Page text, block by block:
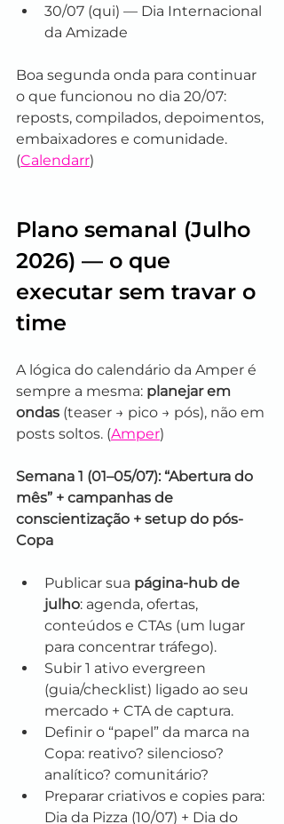
30/07 (qui) — Dia Internacional
da Amizade
Boa segunda onda para continuar
o que funcionou no dia 20/07:
reposts, compilados, depoimentos,
embaixadores e comunidade.
(Calendarr)
Plano semanal (Julho
2026) — o que
executar sem travar o
time
A lógica do calendário da Amper é
sempre a mesma: planejar em
ondas (teaser → pico → pós), não em
posts soltos. (Amper)
Semana 1 (01–05/07): “Abertura do
mês” + campanhas de
conscientização + setup do pós-
Copa
Publicar sua página-hub de
julho: agenda, ofertas,
conteúdos e CTAs (um lugar
para concentrar tráfego).
Subir 1 ativo evergreen
(guia/checklist) ligado ao seu
mercado + CTA de captura.
Definir o “papel” da marca na
Copa: reativo? silencioso?
analítico? comunitário?
Preparar criativos e copies para:
Dia da Pizza (10/07) + Dia do